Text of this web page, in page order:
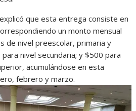
que esta entrega consiste en
un monto mensual
de nivel preescolar, primaria y
nivel secundaria; y $500 para
acumulándose en esta
febrero y marzo.